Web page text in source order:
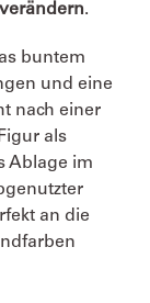
verändern.
buntem
und eine
nach einer
als
Ablage im
an die